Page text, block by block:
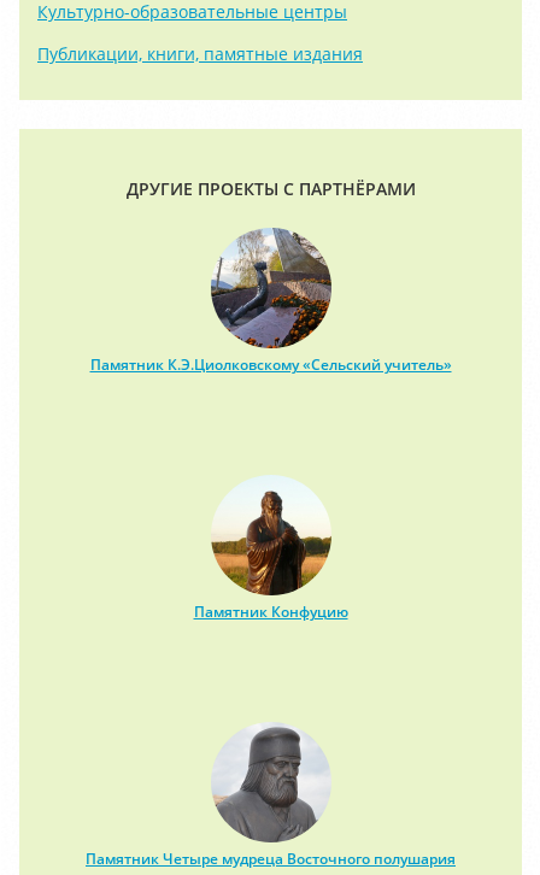
Культурно-образовательные центры
Публикации, книги, памятные издания
ДРУГИЕ ПРОЕКТЫ С ПАРТНЁРАМИ
Памятник К.Э.Циолковскому «Сельский учитель»
Памятник Конфуцию
Памятник Четыре мудреца Восточного полушария